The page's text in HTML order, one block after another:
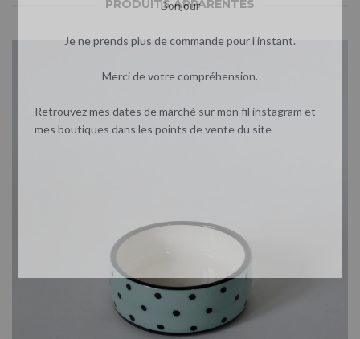
PRODUITS APPARENTÉS
Bonjour
Je ne prends plus de commande pour l’instant.
Merci de votre compréhension.
Retrouvez mes dates de marché sur mon fil instagram et
mes boutiques dans les points de vente du site